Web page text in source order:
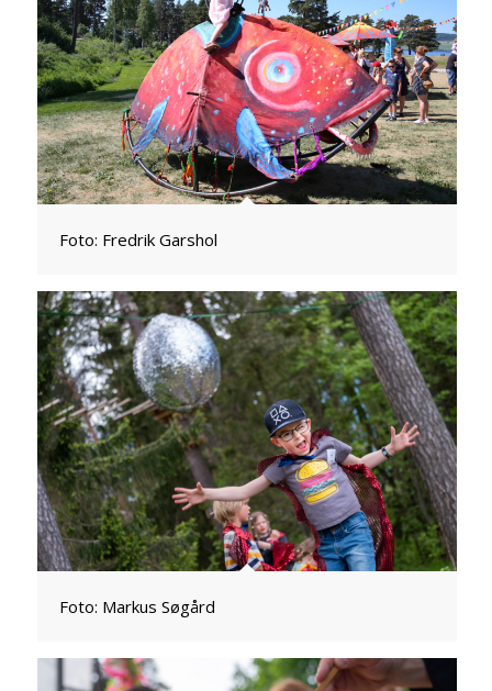
Foto: Fredrik Garshol
Foto: Markus Søgård